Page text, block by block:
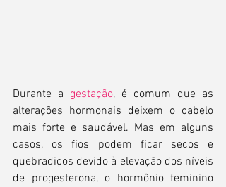
Durante a gestação, é comum que as
alterações hormonais deixem o cabelo
mais forte e saudável. Mas em alguns
casos, os fios podem ficar secos e
quebradiços devido à elevação dos níveis
de progesterona, o hormônio feminino